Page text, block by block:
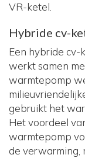
VR-ketel.
Hybride cv-
Een hybride
werkt samen
warmtepomp
gebruikt het
Het voordeel
warmtepomp
de verwarming,